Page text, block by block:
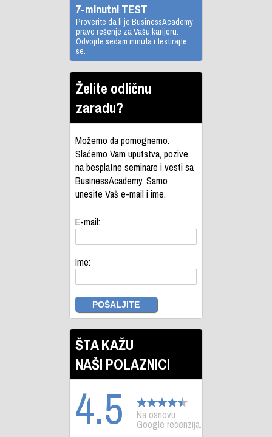
7-minutni TEST
Proverite da li je BusinessAcademy
pravo rešenje za Vašu karijeru.
Odvojite sedam minuta i testirajte
se.
Želite odličnu
zaradu?
Možemo da pomognemo.
Slaćemo Vam uputstva, pozive
na besplatne seminare i vesti sa
BusinessAcademy. Samo
unesite Vaš e-mail i ime.
E-mail:
Ime:
ŠTA KAŽU
NAŠI POLAZNICI
4.5 Na osnovu
Google recenzija.